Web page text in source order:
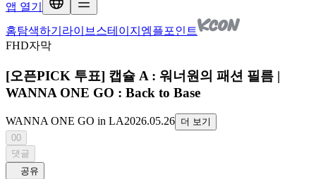
앱 열기
홈탐색하기 라이브 스테이지 엠플포인트
FHD자막
[오픈PICK 투표] 캡슐 A : 워너원의 패션 필름 |
WANNA ONE GO : Back to Base
WANNA ONE GO in LA2026.05.26 더 보기
00
댓글
공유